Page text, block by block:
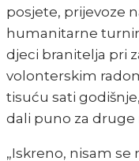
posjete, prijevoze
humanitarne
djeci branitelja pri
volonterskim
tisuću sati
dali puno za druge
„Iskreno, nisam se